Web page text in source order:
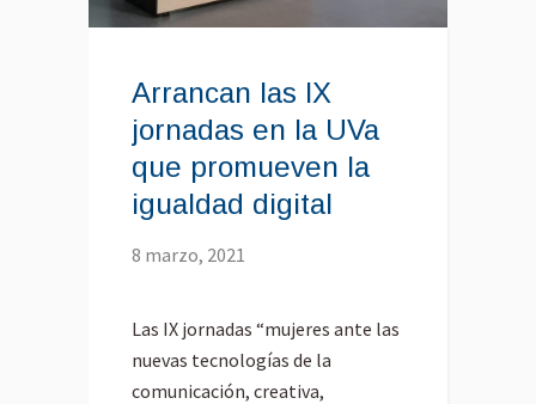
Arrancan las IX
jornadas en la UVa
que promueven la
igualdad digital
8 marzo, 2021
Las IX jornadas “mujeres ante las
nuevas tecnologías de la
comunicación, creativa,